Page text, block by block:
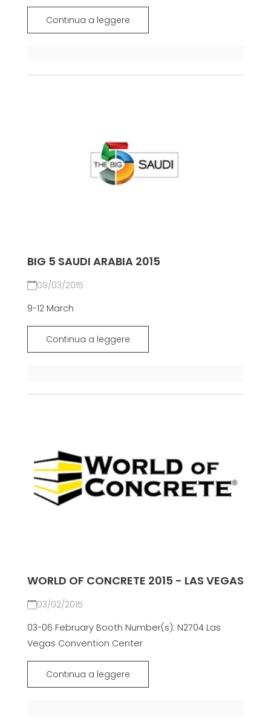
Continua a leggere
BIG 5 SAUDI ARABIA 2015
09/03/2015
9-12 March
Continua a leggere
WORLD OF CONCRETE 2015 - LAS VEGAS
03/02/2015
03-06 February Booth Number(s): N2704 Las
Vegas Convention Center
Continua a leggere